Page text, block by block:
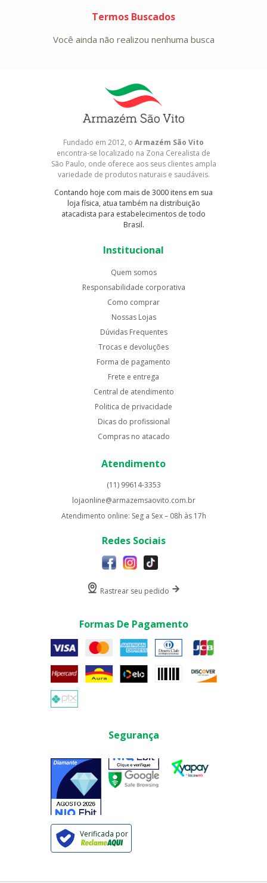
Termos Buscados
Você ainda não realizou nenhuma busca
Fundado em 2012, o Armazém São Vito
encontra-se localizado na Zona Cerealista de
São Paulo, onde oferece aos seus clientes ampla
variedade de produtos naturais e saudáveis.
Contando hoje com mais de 3000 itens em sua
loja física, atua também na distribuição
atacadista para estabelecimentos de todo
Brasil.
Institucional
Quem somos
Responsabilidade corporativa
Como comprar
Nossas Lojas
Dúvidas Frequentes
Trocas e devoluções
Forma de pagamento
Frete e entrega
Central de atendimento
Politica de privacidade
Dicas do profissional
Compras no atacado
Atendimento
(11) 99614-3353
lojaonline@armazemsaovito.com.br
Atendimento online: Seg a Sex – 08h às 17h
Redes Sociais
Rastrear seu pedido
Formas De Pagamento
Segurança
Verificada por